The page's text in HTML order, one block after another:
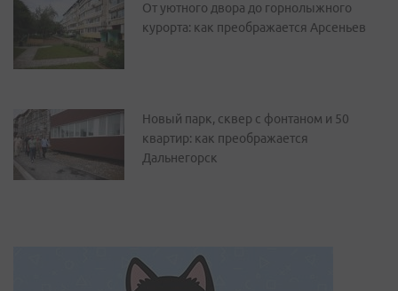
От уютного двора до горнолыжного
курорта: как преображается Арсеньев
Новый парк, сквер с фонтаном и 50
квартир: как преображается
Дальнегорск